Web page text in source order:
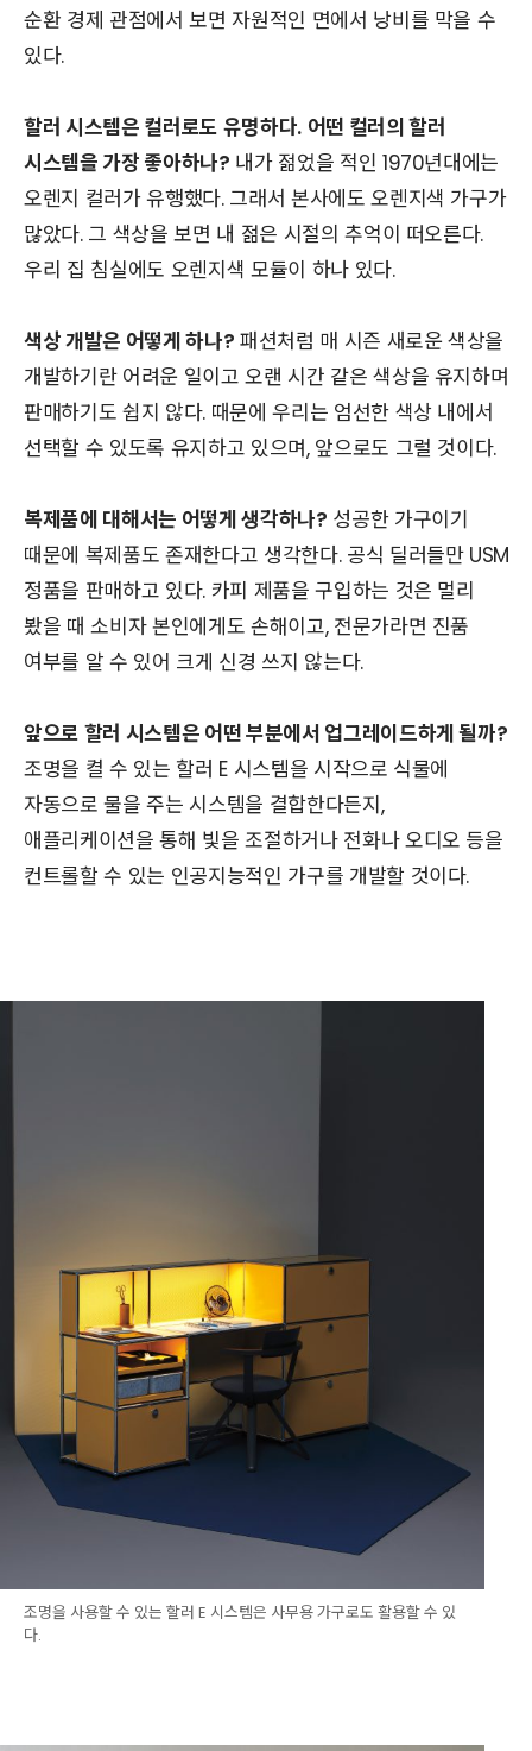
순환 경제 관점에서 보면 자원적인 면에서 낭비를 막을 수
있다.
할러 시스템은 컬러로도 유명하다. 어떤 컬러의 할러
시스템을 가장 좋아하나? 내가 젊었을 적인 1970년대에는
오렌지 컬러가 유행했다. 그래서 본사에도 오렌지색 가구가
많았다. 그 색상을 보면 내 젊은 시절의 추억이 떠오른다.
우리 집 침실에도 오렌지색 모듈이 하나 있다.
색상 개발은 어떻게 하나? 패션처럼 매 시즌 새로운 색상을
개발하기란 어려운 일이고 오랜 시간 같은 색상을 유지하며
판매하기도 쉽지 않다. 때문에 우리는 엄선한 색상 내에서
선택할 수 있도록 유지하고 있으며, 앞으로도 그럴 것이다.
복제품에 대해서는 어떻게 생각하나? 성공한 가구이기
때문에 복제품도 존재한다고 생각한다. 공식 딜러들만 USM
정품을 판매하고 있다. 카피 제품을 구입하는 것은 멀리
봤을 때 소비자 본인에게도 손해이고, 전문가라면 진품
여부를 알 수 있어 크게 신경 쓰지 않는다.
앞으로 할러 시스템은 어떤 부분에서 업그레이드하게 될까?
조명을 켤 수 있는 할러 E 시스템을 시작으로 식물에
자동으로 물을 주는 시스템을 결합한다든지,
애플리케이션을 통해 빛을 조절하거나 전화나 오디오 등을
컨트롤할 수 있는 인공지능적인 가구를 개발할 것이다.
조명을 사용할 수 있는 할러 E 시스템은 사무용 가구로도 활용할 수 있
다.